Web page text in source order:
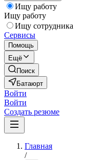
Ищу работу
Ищу работу
Ищу сотрудника
Сервисы
Помощь
Ещё
Поиск
Батаюрт
Войти
Войти
Создать резюме
Главная
/